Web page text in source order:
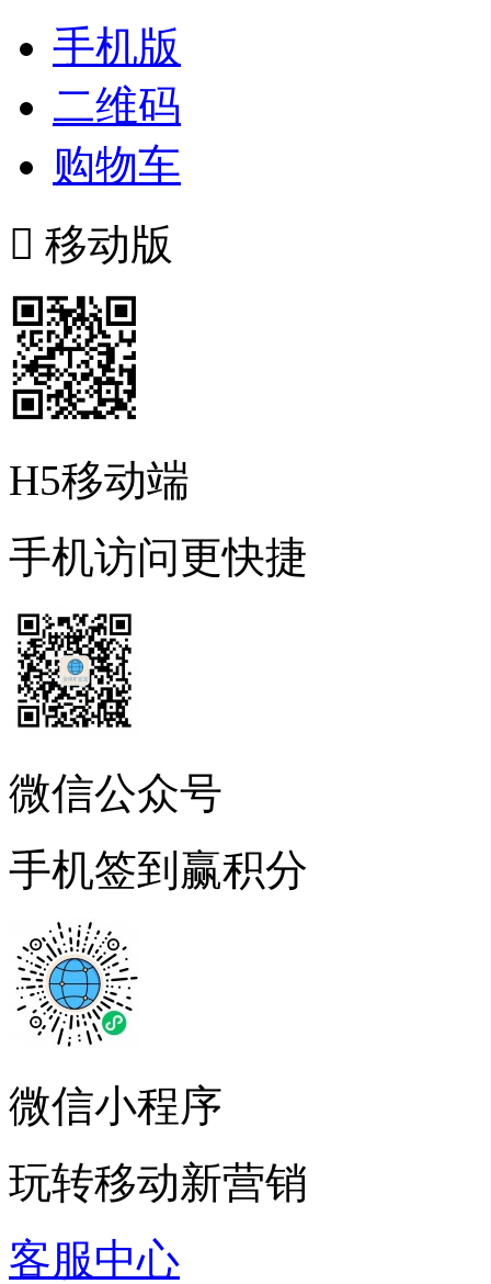
手机版
二维码
购物车
 移动版
H5移动端
手机访问更快捷
微信公众号
手机签到赢积分
微信小程序
玩转移动新营销
客服中心